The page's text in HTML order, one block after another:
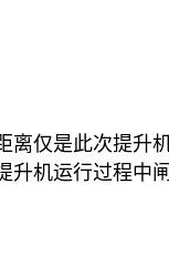
仅是此次提升
机运行过程中